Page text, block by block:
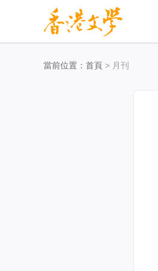
當前位置： 首頁 > 月刊